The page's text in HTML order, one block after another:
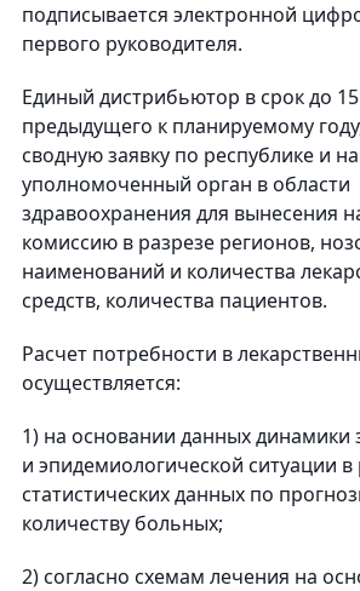
подписывается электронной
первого руководителя.
Единый дистрибьютор в срок до
предыдущего к планируемому
сводную заявку по республике и
уполномоченный орган в области
здравоохранения для вынесения
комиссию в разрезе регионов,
наименований и количества
средств, количества пациентов.
Расчет потребности в
осуществляется:
1) на основании данных динамики
и эпидемиологической ситуации в
статистических данных по
количеству больных;
2) согласно схемам лечения на